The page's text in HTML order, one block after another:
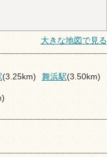
大きな地図で見る
(3.25km) 舞浜駅(3.50km)